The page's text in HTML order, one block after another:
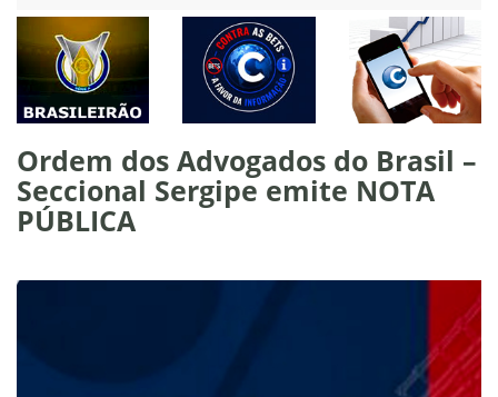
Ordem dos Advogados do Brasil –
Seccional Sergipe emite NOTA
PÚBLICA